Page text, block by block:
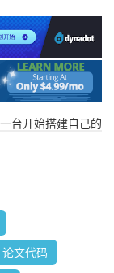
台开始搭建自己的
论文代码